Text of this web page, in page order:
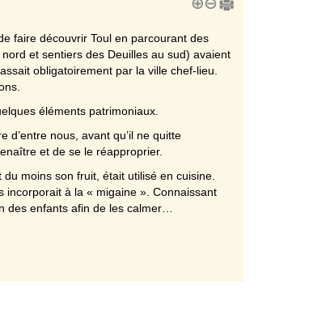
faire découvrir Toul en parcourant des
et sentiers des Deuilles au sud) avaient
obligatoirement par la ville chef-lieu.
éléments patrimoniaux.
nous, avant qu’il ne quitte
et de se le réapproprier.
moins son fruit, était utilisé en cuisine.
incorporait à la « migaine ». Connaissant
des enfants afin de les calmer…